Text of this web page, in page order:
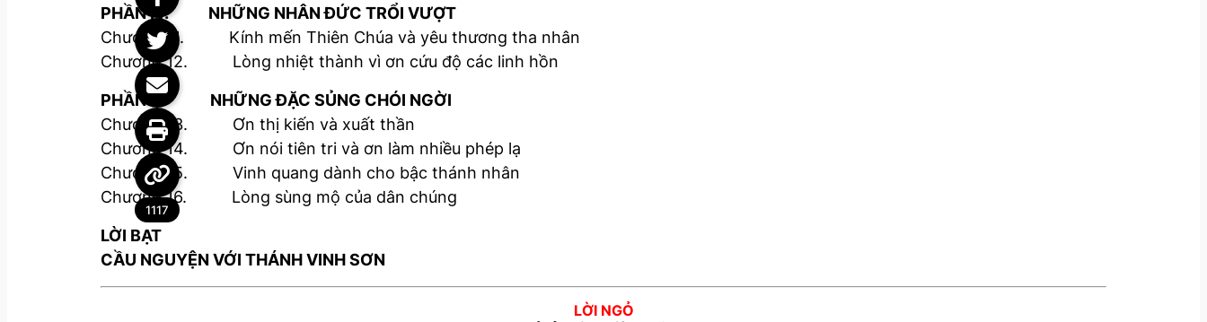
PHẦN IV. NHỮNG NHÂN ĐỨC TRỔI VƯỢT
Chương 11. Kính mến Thiên Chúa và yêu thương tha nhân
Chương 12. Lòng nhiệt thành vì ơn cứu độ các linh hồn
PHẦN V. NHỮNG ĐẶC SỦNG CHÓI NGỜI
Chương 13. Ơn thị kiến và xuất thần
Chương 14. Ơn nói tiên tri và ơn làm nhiều phép lạ
Chương 15. Vinh quang dành cho bậc thánh nhân
Chương 16. Lòng sùng mộ của dân chúng
LỜI BẠT
CẦU NGUYỆN VỚI THÁNH VINH SƠN
LỜI NGỎ
1117